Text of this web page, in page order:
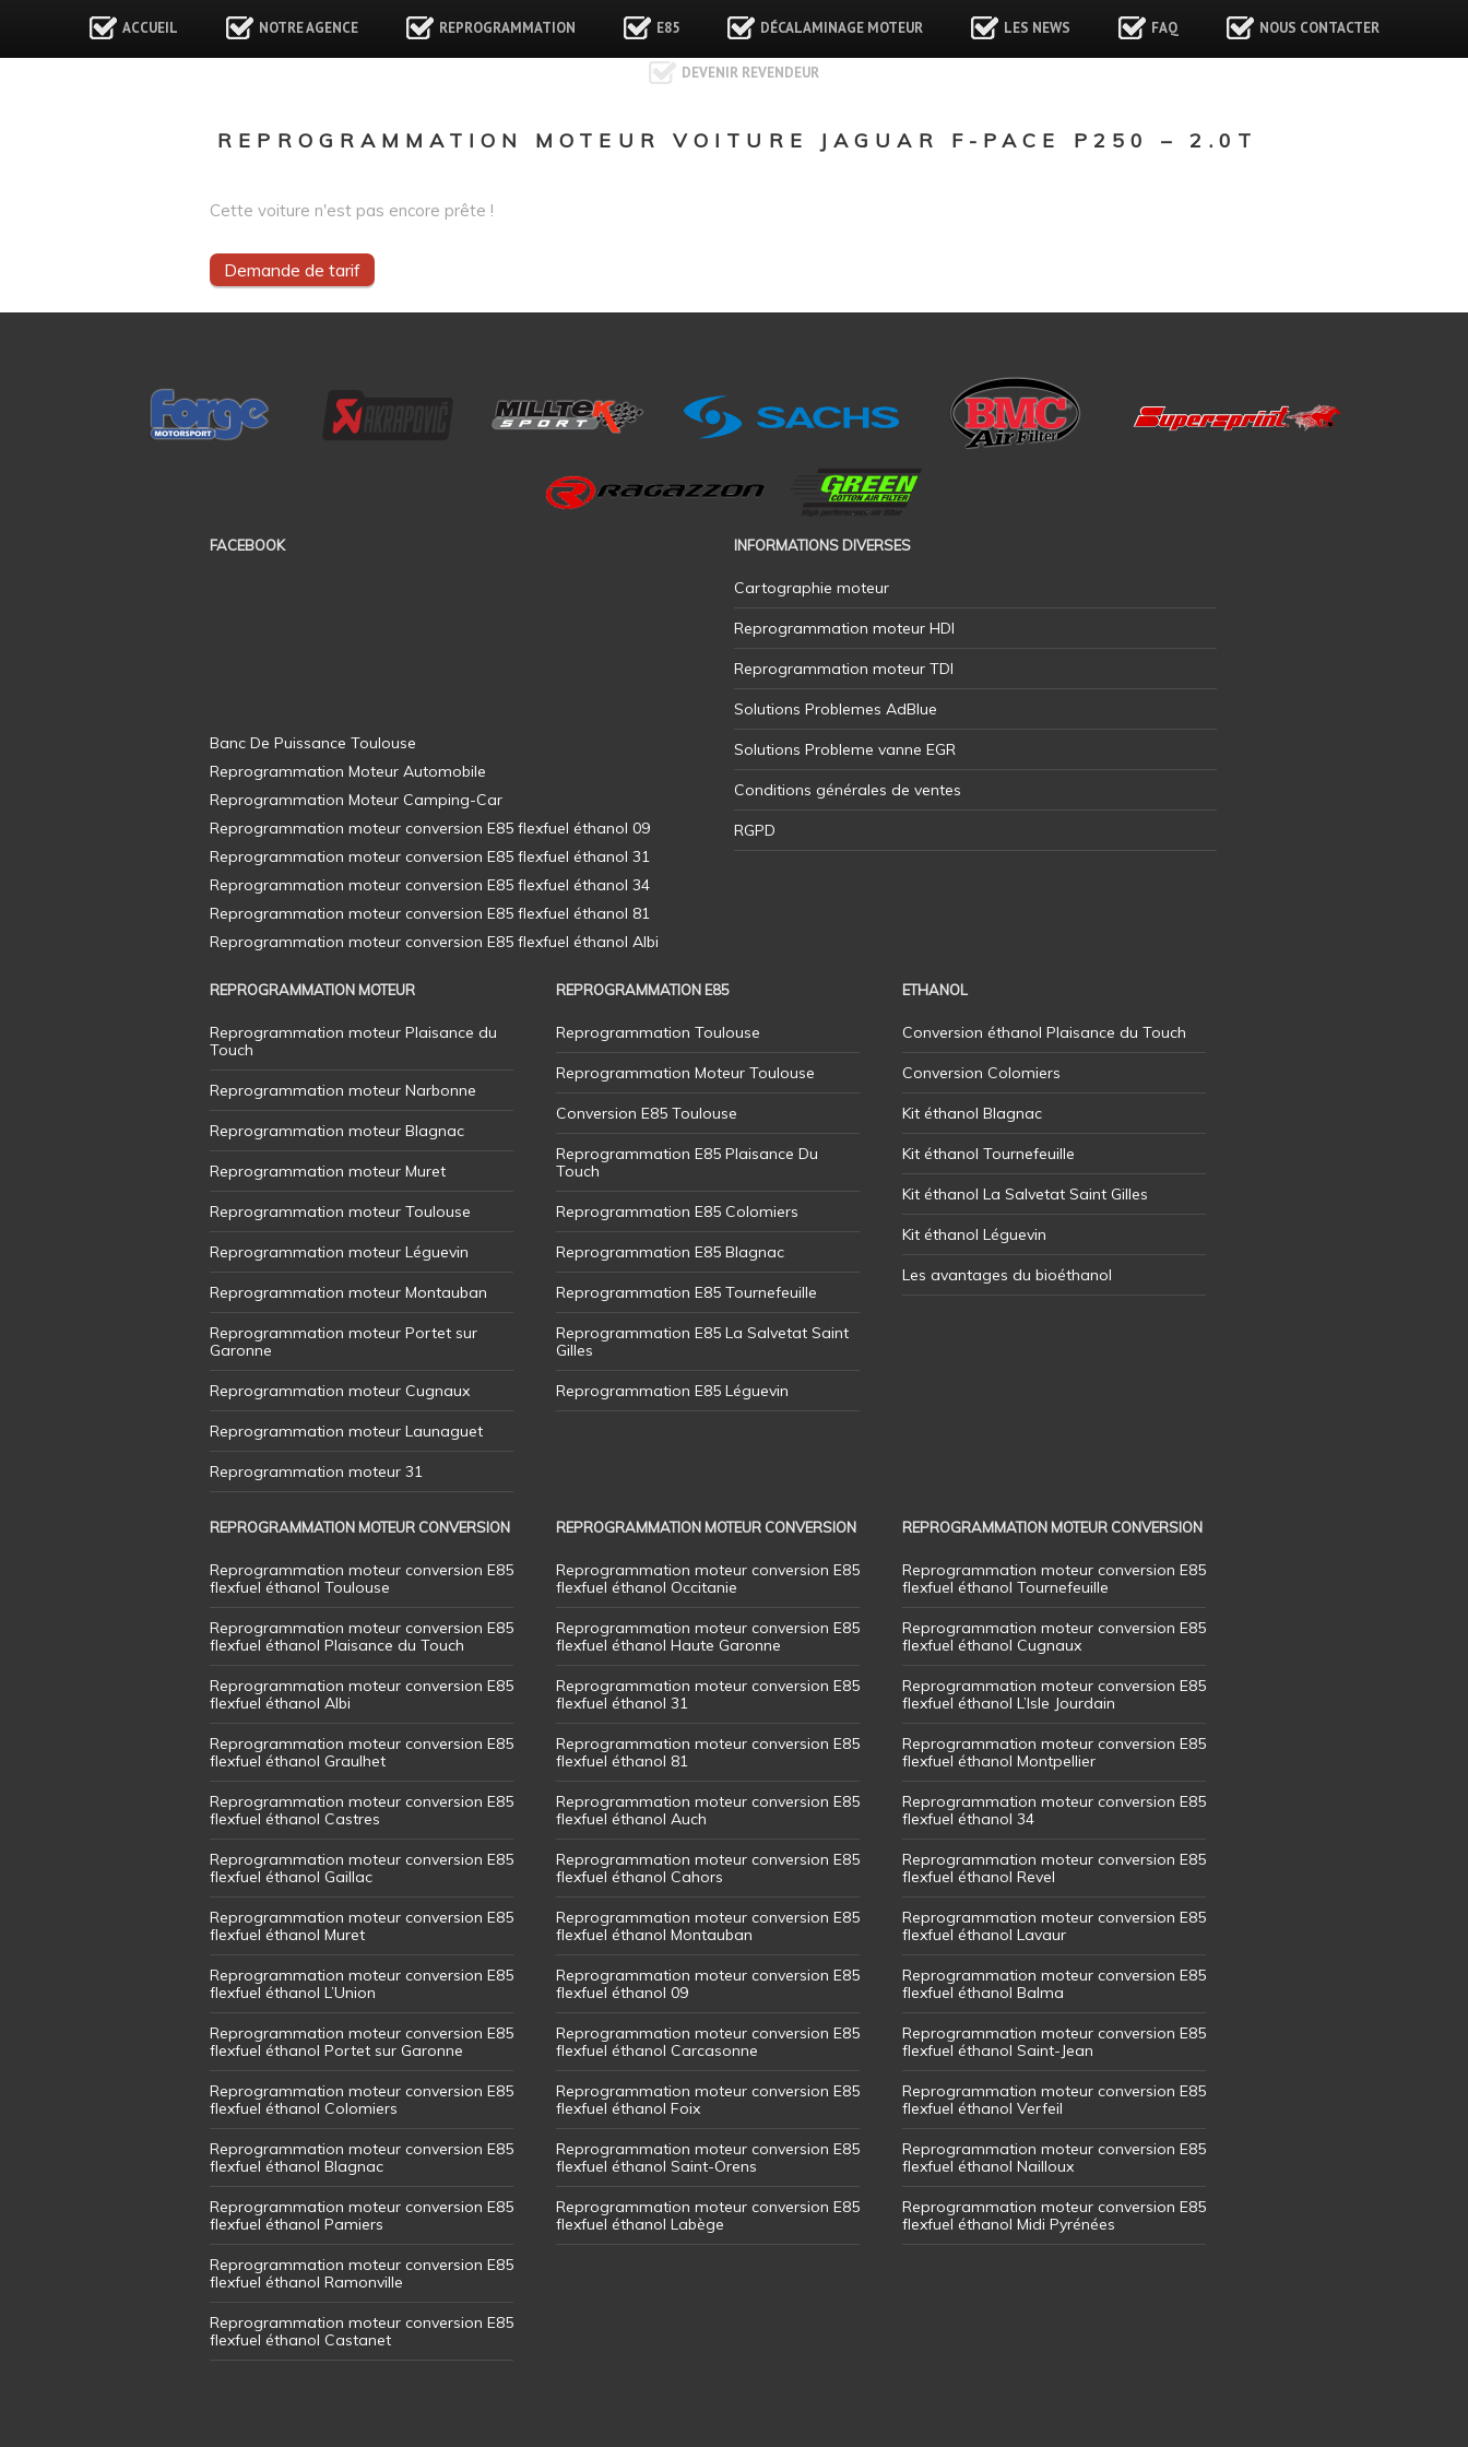
ACCUEIL NOTRE AGENCE REPROGRAMMATION E85 DÉCALAMINAGE MOTEUR LES NEWS FAQ NOUS CONTACTER
DEVENIR REVENDEUR
REPROGRAMMATION MOTEUR VOITURE JAGUAR F-PACE P250 – 2.0T
Cette voiture n'est pas encore prête !
Demande de tarif
FACEBOOK INFORMATIONS DIVERSES
Cartographie moteur
Reprogrammation moteur HDI
Reprogrammation moteur TDI
Solutions Problemes AdBlue
Solutions Probleme vanne EGR
Conditions générales de ventes
RGPD
REPROGRAMMATION MOTEUR
Reprogrammation moteur Plaisance du
Touch
Reprogrammation moteur Narbonne
Reprogrammation moteur Blagnac
Reprogrammation moteur Muret
Reprogrammation moteur Toulouse
Reprogrammation moteur Léguevin
Reprogrammation moteur Montauban
Reprogrammation moteur Portet sur
Garonne
Reprogrammation moteur Cugnaux
Reprogrammation moteur Launaguet
Reprogrammation moteur 31
REPROGRAMMATION E85
Reprogrammation Toulouse
Reprogrammation Moteur Toulouse
Conversion E85 Toulouse
Reprogrammation E85 Plaisance Du
Touch
Reprogrammation E85 Colomiers
Reprogrammation E85 Blagnac
Reprogrammation E85 Tournefeuille
Reprogrammation E85 La Salvetat Saint
Gilles
Reprogrammation E85 Léguevin
ETHANOL
Conversion éthanol Plaisance du Touch
Conversion Colomiers
Kit éthanol Blagnac
Kit éthanol Tournefeuille
Kit éthanol La Salvetat Saint Gilles
Kit éthanol Léguevin
Les avantages du bioéthanol
REPROGRAMMATION MOTEUR CONVERSION
Reprogrammation moteur conversion E85
flexfuel éthanol Toulouse
Reprogrammation moteur conversion E85
flexfuel éthanol Plaisance du Touch
Reprogrammation moteur conversion E85
flexfuel éthanol Albi
Reprogrammation moteur conversion E85
flexfuel éthanol Graulhet
Reprogrammation moteur conversion E85
flexfuel éthanol Castres
Reprogrammation moteur conversion E85
flexfuel éthanol Gaillac
Reprogrammation moteur conversion E85
flexfuel éthanol Muret
Reprogrammation moteur conversion E85
flexfuel éthanol L’Union
Reprogrammation moteur conversion E85
flexfuel éthanol Portet sur Garonne
Reprogrammation moteur conversion E85
flexfuel éthanol Colomiers
Reprogrammation moteur conversion E85
flexfuel éthanol Blagnac
Reprogrammation moteur conversion E85
flexfuel éthanol Pamiers
Reprogrammation moteur conversion E85
flexfuel éthanol Ramonville
Reprogrammation moteur conversion E85
flexfuel éthanol Castanet
REPROGRAMMATION MOTEUR CONVERSION
Reprogrammation moteur conversion E85
flexfuel éthanol Occitanie
Reprogrammation moteur conversion E85
flexfuel éthanol Haute Garonne
Reprogrammation moteur conversion E85
flexfuel éthanol 31
Reprogrammation moteur conversion E85
flexfuel éthanol 81
Reprogrammation moteur conversion E85
flexfuel éthanol Auch
Reprogrammation moteur conversion E85
flexfuel éthanol Cahors
Reprogrammation moteur conversion E85
flexfuel éthanol Montauban
Reprogrammation moteur conversion E85
flexfuel éthanol 09
Reprogrammation moteur conversion E85
flexfuel éthanol Carcasonne
Reprogrammation moteur conversion E85
flexfuel éthanol Foix
Reprogrammation moteur conversion E85
flexfuel éthanol Saint-Orens
Reprogrammation moteur conversion E85
flexfuel éthanol Labège
REPROGRAMMATION MOTEUR CONVERSION
Reprogrammation moteur conversion E85
flexfuel éthanol Tournefeuille
Reprogrammation moteur conversion E85
flexfuel éthanol Cugnaux
Reprogrammation moteur conversion E85
flexfuel éthanol L’Isle Jourdain
Reprogrammation moteur conversion E85
flexfuel éthanol Montpellier
Reprogrammation moteur conversion E85
flexfuel éthanol 34
Reprogrammation moteur conversion E85
flexfuel éthanol Revel
Reprogrammation moteur conversion E85
flexfuel éthanol Lavaur
Reprogrammation moteur conversion E85
flexfuel éthanol Balma
Reprogrammation moteur conversion E85
flexfuel éthanol Saint-Jean
Reprogrammation moteur conversion E85
flexfuel éthanol Verfeil
Reprogrammation moteur conversion E85
flexfuel éthanol Nailloux
Reprogrammation moteur conversion E85
flexfuel éthanol Midi Pyrénées
Banc De Puissance Toulouse
Reprogrammation Moteur Automobile
Reprogrammation Moteur Camping-Car
Reprogrammation moteur conversion E85 flexfuel éthanol 09
Reprogrammation moteur conversion E85 flexfuel éthanol 31
Reprogrammation moteur conversion E85 flexfuel éthanol 34
Reprogrammation moteur conversion E85 flexfuel éthanol 81
Reprogrammation moteur conversion E85 flexfuel éthanol Albi